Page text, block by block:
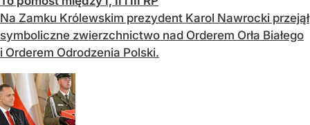
Na Zamku Królewskim prezydent Karol Nawrocki przejął
symboliczne zwierzchnictwo nad Orderem Orła Białego
i Orderem Odrodzenia Polski.